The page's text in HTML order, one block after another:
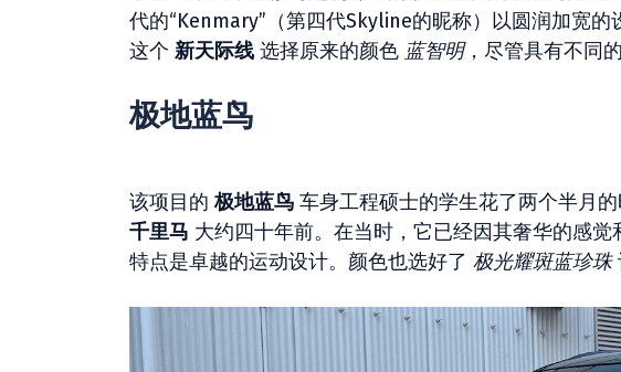
代的“Kenmary”（第四代Skyline的昵称）以圆润加宽
这个 新天际线 选择原来的颜色 蓝智明，尽管具有不同
极地蓝鸟
该项目的极地蓝鸟 车身工程硕士的学生花了两个半月
千里马 大约四十年前。在当时，它已经因其奢华的感
特点是卓越的运动设计。颜色也选好了 极光耀斑蓝珍珠